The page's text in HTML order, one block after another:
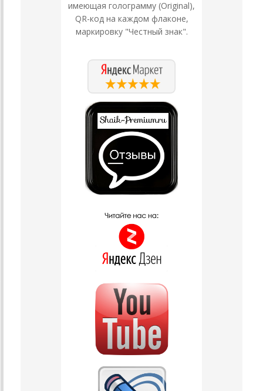
имеющая голограмму (Original),
QR-код на каждом флаконе,
маркировку "Честный знак".